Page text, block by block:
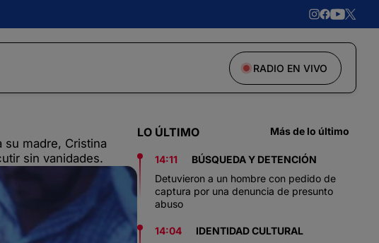
RADIO EN VIVO
su madre, Cristina
sin vanidades.
LO ÚLTIMO Más de lo último
14:11
BÚSQUEDA Y DETENCIÓN
Detuvieron a un hombre con pedido de
captura por una denuncia de presunto
abuso
14:04
IDENTIDAD CULTURAL